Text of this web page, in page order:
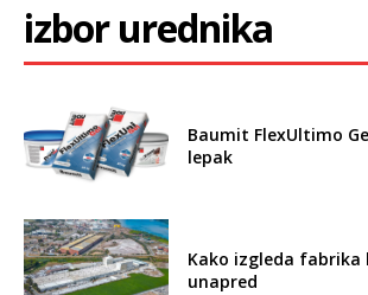
izbor urednika
Baumit FlexUltimo
lepak
Kako izgleda fabrika
unapred